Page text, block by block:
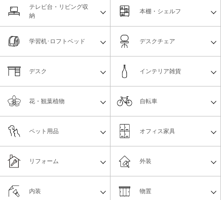
テレビ台・リビング収
納
本棚・シェルフ
学習机･ロフトベッド デスクチェア
デスク インテリア雑貨
花・観葉植物 自転車
ペット用品 オフィス家具
リフォーム
物置
外装
内装